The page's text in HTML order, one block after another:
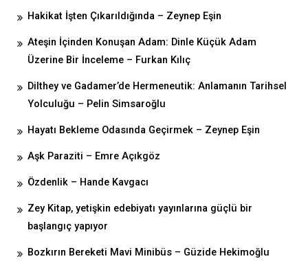
Hakikat İşten Çıkarıldığında – Zeynep Eşin
Ateşin İçinden Konuşan Adam: Dinle Küçük Adam
Üzerine Bir İnceleme – Furkan Kılıç
Dilthey ve Gadamer’de Hermeneutik: Anlamanın Tarihsel
Yolculuğu – Pelin Simsaroğlu
Hayatı Bekleme Odasında Geçirmek – Zeynep Eşin
Aşk Paraziti – Emre Açıkgöz
Özdenlik – Hande Kavgacı
Zey Kitap, yetişkin edebiyatı yayınlarına güçlü bir
başlangıç yapıyor
Bozkırın Bereketi Mavi Minibüs – Güzide Hekimoğlu